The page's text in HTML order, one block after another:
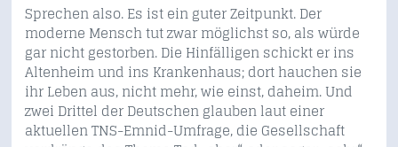
Sprechen also. Es ist ein guter Zeitpunkt. Der
moderne Mensch tut zwar möglichst so, als würde
gar nicht gestorben. Die Hinfälligen schickt er ins
Altenheim und ins Krankenhaus; dort hauchen sie
ihr Leben aus, nicht mehr, wie einst, daheim. Und
zwei Drittel der Deutschen glauben laut einer
aktuellen TNS-Emnid-Umfrage, die Gesellschaft